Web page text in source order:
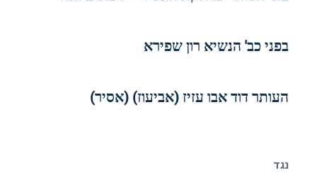
בפני כב' הנשיא רון שפירא
העותר דוד אבו עזיז (אביעוז) (אסיר)
נגד